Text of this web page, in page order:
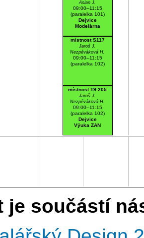
Aslan J.
09:00–11:15
(paralelka 101)
Dejvice
Modelárna
místnost S117
Jaroš J.
Nezpěváková H.
09:00–11:15
(paralelka 102)
místnost T9:205
Jaroš J.
Nezpěváková H.
09:00–11:15
(paralelka 102)
Dejvice
Výuka ZAN
je součástí